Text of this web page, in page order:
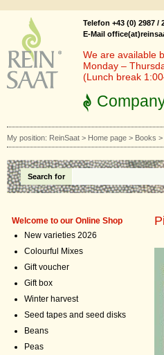
Telefon +43 (0) 2987 /
E-Mail
We are available
Monday –
(Lunch break
My position: ReinSaat > Home page > Books >
Search for
Welcome to our Online Shop
New varieties 2026
Colourful Mixes
Gift voucher
Gift box
Winter harvest
Seed tapes and seed disks
Beans
Peas